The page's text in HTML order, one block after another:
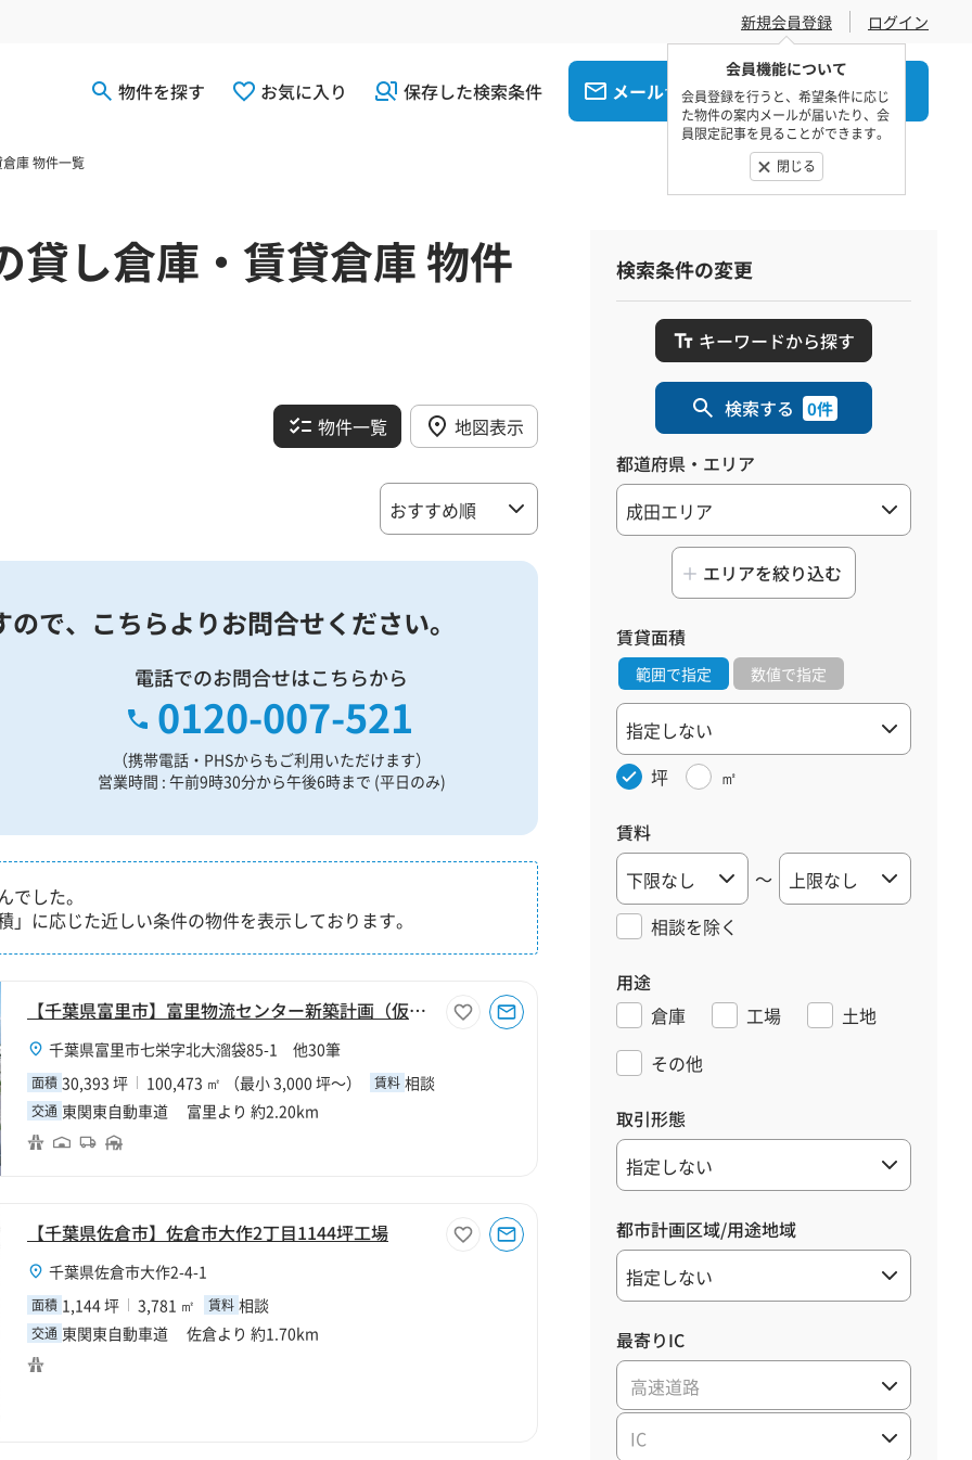
新規会員登録
会員機能について
会員登録を行うと、希望条件に応じ
た物件の案内メールが届いたり、会
員限定記事を見ることができます。
閉じる
ログイン
物件を探す お気に入り 保存した検索条件 メールでお問合せ 電話でお問合せ
庫 物件一覧
貸し倉庫・賃貸倉庫 物件
物件一覧 地図表示
で、 こちらよりお問合せください。
電話でのお問合せはこちらから
0120-007-521
（携帯電話・PHSからもご利用いただけます）
営業時間 : 午前9時30分から午後6時まで (平日のみ)
した。
に応じた近しい条件の物件を表示しております。
【千葉県富里市】富里物流センター新築計画（仮称）
千葉県富里市七栄字北大溜袋85-1 他30筆
面積 30,393 坪 100,473 ㎡ （最小 3,000 坪～） 賃料 相談
交通 東関東自動車道 富里より 約2.20km
【千葉県佐倉市】佐倉市大作2丁目1144坪工場
千葉県佐倉市大作2-4-1
面積 1,144 坪 3,781 ㎡ 賃料 相談
交通 東関東自動車道 佐倉より 約1.70km
検索条件の変更
キーワードから探す
検索する 0件
都道府県・エリア
エリアを絞り込む
賃貸面積
範囲で指定 数値で指定
坪 ㎡
賃料
～
相談を除く
用途
倉庫
工場
土地
その他
取引形態
都市計画区域/用途地域
最寄りIC
高速道路
IC